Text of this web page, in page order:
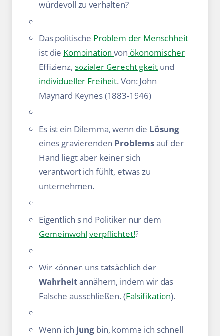
würdevoll zu verhalten?
Das politische Problem der Menschheit
ist die Kombination von ökonomischer
Effizienz, sozialer Gerechtigkeit und
individueller Freiheit. Von: John
Maynard Keynes (1883-1946)
Es ist ein Dilemma, wenn die Lösung
eines gravierenden Problemsauf der
Hand liegt aber keiner sich
verantwortlich fühlt, etwas zu
unternehmen.
Eigentlich sind Politiker nur dem
Gemeinwohl verpflichtet!?
Wir können uns tatsächlich der
Wahrheitannähern, indem wir das
Falsche ausschließen. (Falsifikation).
Wenn ich jung bin, komme ich schnell